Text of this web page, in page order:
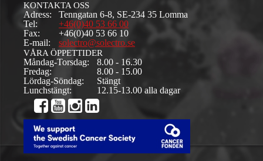
KONTAKTA OSS
Adress:
Tenngatan 6-8, SE-234 35 Lomma
Tel:
+46(0)40 53 66 00
Fax:
+46(0)40 53 66 10
E-mail:
solectro@solectro.se
VÅRA ÖPPETTIDER
Måndag-Torsdag:
8.00 - 16.30
Fredag:
8.00 - 15.00
Lördag-Söndag:
Stängt
Lunchstängt:
12.15-13.00 alla dagar